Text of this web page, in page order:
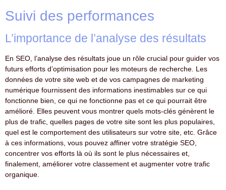
Suivi des performances
L’importance de l’analyse des résultats
En SEO, l’analyse des résultats joue un rôle crucial pour guider vos
futurs efforts d’optimisation pour les moteurs de recherche. Les
données de votre site web et de vos campagnes de marketing
numérique fournissent des informations inestimables sur ce qui
fonctionne bien, ce qui ne fonctionne pas et ce qui pourrait être
amélioré. Elles peuvent vous montrer quels mots-clés génèrent le
plus de trafic, quelles pages de votre site sont les plus populaires,
quel est le comportement des utilisateurs sur votre site, etc. Grâce
à ces informations, vous pouvez affiner votre stratégie SEO,
concentrer vos efforts là où ils sont le plus nécessaires et,
finalement, améliorer votre classement et augmenter votre trafic
organique.